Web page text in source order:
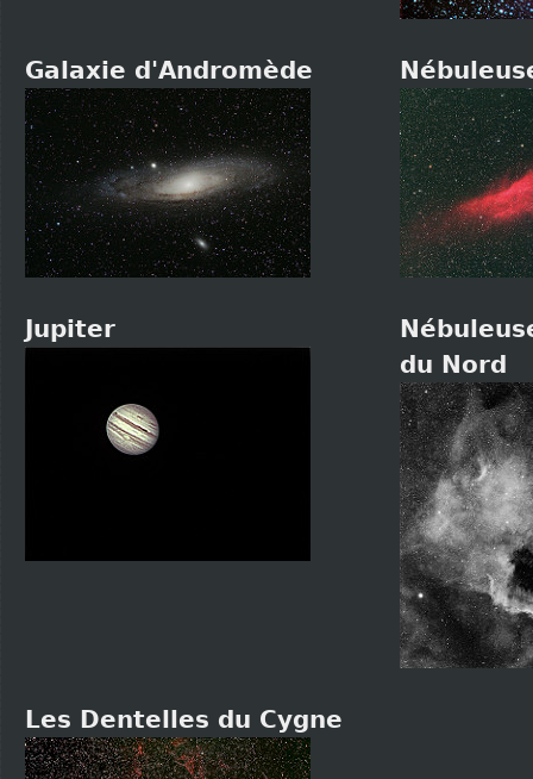
Galaxie d'Andromède
Jupiter
du Nord
Les Dentelles du Cygne